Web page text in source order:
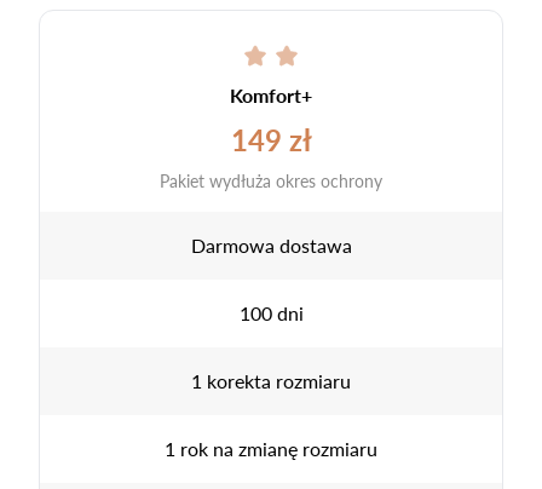
Komfort+
149 zł
Pakiet wydłuża okres ochrony
Darmowa dostawa
100 dni
1 korekta rozmiaru
1 rok na zmianę rozmiaru